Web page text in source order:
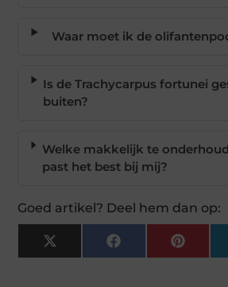
Waar moet ik de
Is de Trachycarpus fortunei
buiten?
Welke makkelijk te
past het best bij mij?
Goed artikel? Deel hem dan op:
X
(Twitter)
Facebook